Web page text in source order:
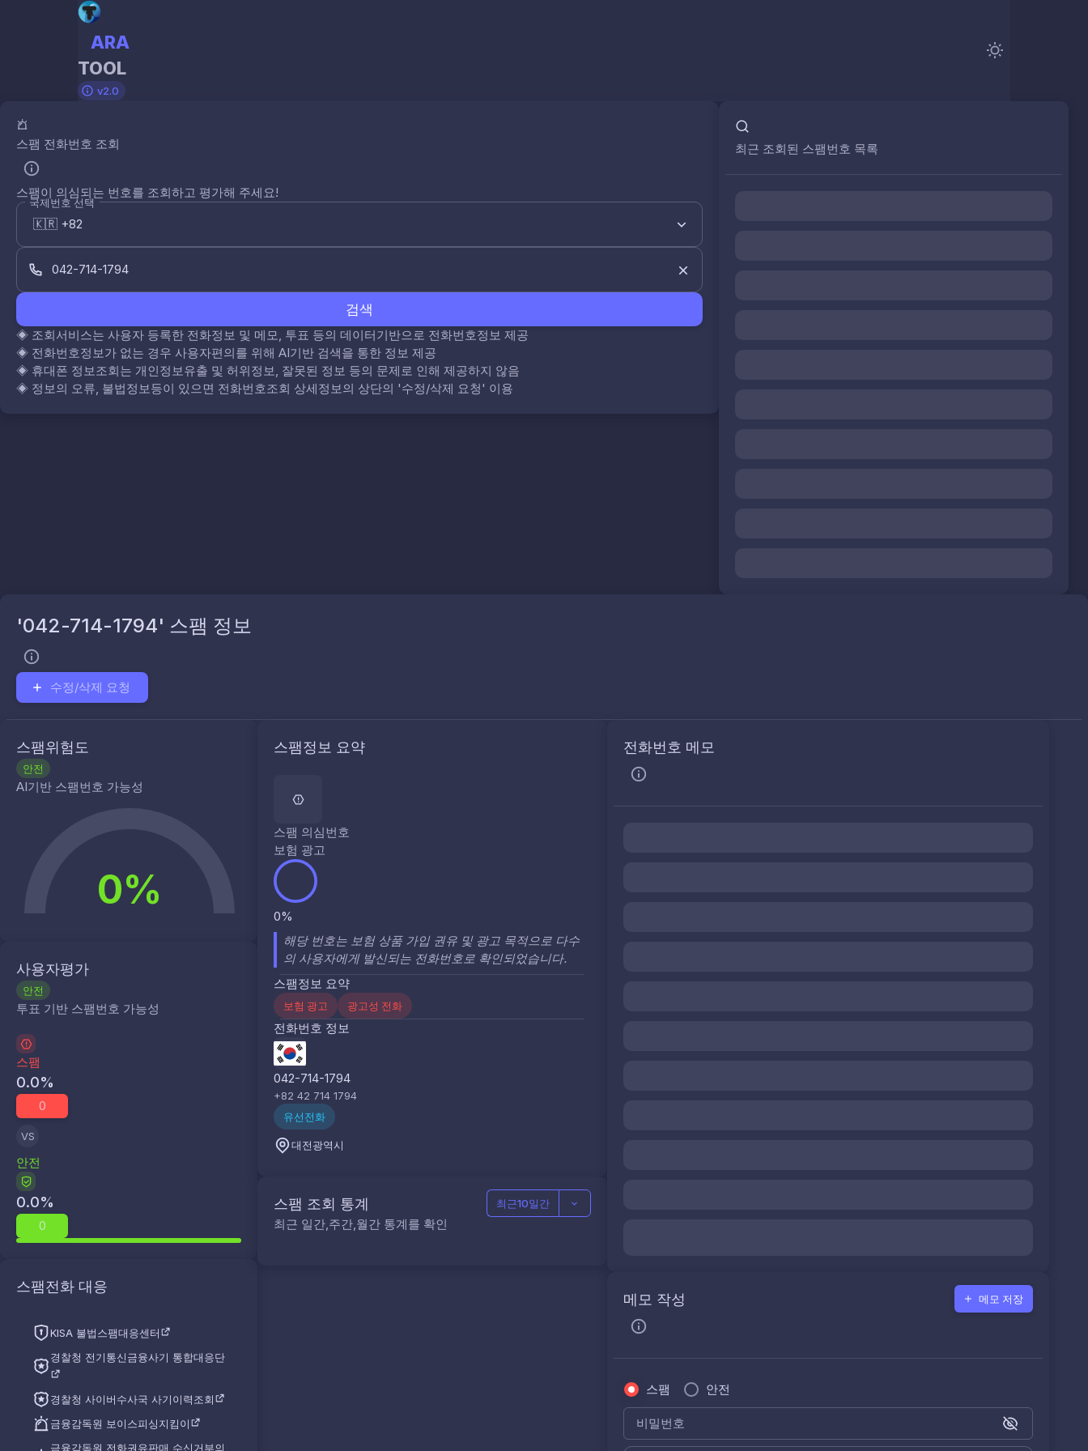
ARA
TOOL
v2.0
스팸 전화번호 조회
스팸이 의심되는 번호를 조회하고 평가해 주세요!
국제번호 선택
검색
◈ 조회서비스는 사용자 등록한 전화정보 및 메모, 투표 등의 데이터기반으로 전화번호정보 제공
◈ 전화번호정보가 없는 경우 사용자편의를 위해 AI기반 검색을 통한 정보 제공
◈ 휴대폰 정보조회는 개인정보유출 및 허위정보, 잘못된 정보 등의 문제로 인해 제공하지 않음
◈ 정보의 오류, 불법정보등이 있으면 전화번호조회 상세정보의 상단의 '수정/삭제 요청' 이용
최근 조회된 스팸번호 목록
'042-714-1794' 스팸 정보
수정/삭제 요청
스팸위험도
안전
AI기반 스팸번호 가능성
0%
사용자평가
안전
투표 기반 스팸번호 가능성
스팸
0.0%
0
VS
안전
0.0%
0
스팸전화 대응
KISA 불법스팸대응센터
경찰청 전기통신금융사기 통합대응단
경찰청 사이버수사국 사기이력조회
금융감독원 보이스피싱지킴이
금융감독원 전화권유판매 수신거부의
스팸정보 요약
스팸 의심번호
보험 광고
0%
해당 번호는 보험 상품 가입 권유 및 광고 목적으로 다수
의 사용자에게 발신되는 전화번호로 확인되었습니다.
스팸정보 요약
보험 광고 광고성 전화
전화번호 정보
042-714-1794
+82 42 714 1794
유선전화
대전광역시
스팸 조회 통계
최근 일간,주간,월간 통계를 확인
최근10일간
전화번호 메모
메모 작성 메모 저장
스팸 안전
비밀번호